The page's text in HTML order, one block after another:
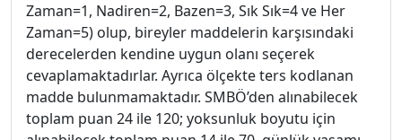
Zaman=1, Nadiren=2, Bazen=3, Sık Sık=4 ve Her
Zaman=5) olup, bireyler maddelerin karşısındaki
derecelerden kendine uygun olanı seçerek
cevaplamaktadırlar. Ayrıca ölçekte ters kodlanan
madde bulunmamaktadır. SMBÖ’den alınabilecek
toplam puan 24 ile 120; yoksunluk boyutu için